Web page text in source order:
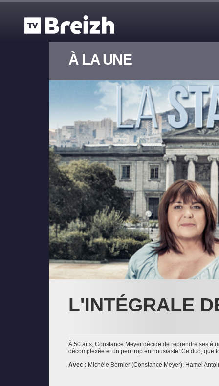
À LA UNE
L'INTÉGRALE
À 50 ans, Constance Meyer décide de reprendre ses
décomplexée et un peu trop enthousiaste! Ce duo, que
Avec : Michèle Bernier (Constance Meyer), Hamel